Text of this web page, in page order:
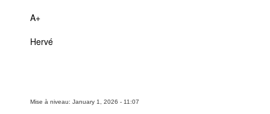
A+
Hervé
Mise à niveau: January 1, 2026 - 11:07